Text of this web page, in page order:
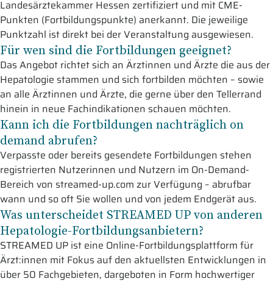
Landesärztekammer Hessen zertifiziert und mit CME-
Punkten (Fortbildungspunkte) anerkannt. Die jeweilige
Punktzahl ist direkt bei der Veranstaltung ausgewiesen.
Für wen sind die Fortbildungen geeignet?
Das Angebot richtet sich an Ärztinnen und Ärzte die aus der
Hepatologie stammen und sich fortbilden möchten – sowie
an alle Ärztinnen und Ärzte, die gerne über den Tellerrand
hinein in neue Fachindikationen schauen möchten.
Kann ich die Fortbildungen nachträglich on
demand abrufen?
Verpasste oder bereits gesendete Fortbildungen stehen
registrierten Nutzerinnen und Nutzern im On-Demand-
Bereich von streamed-up.com zur Verfügung – abrufbar
wann und so oft Sie wollen und von jedem Endgerät aus.
Was unterscheidet STREAMED UP von anderen
Hepatologie-Fortbildungsanbietern?
STREAMED UP ist eine Online-Fortbildungsplattform für
Ärzt:innen mit Fokus auf den aktuellsten Entwicklungen in
über 50 Fachgebieten, dargeboten in Form hochwertiger